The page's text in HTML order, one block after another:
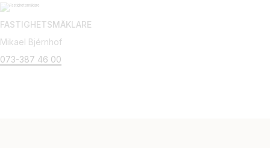
FASTIGHETSMÄKLARE
Mikael Bjérnhof
073-387 46 00